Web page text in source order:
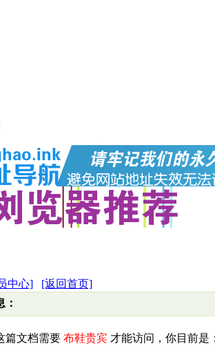
中心]
[返回首页]
篇文档需要 布鞋贵宾 才能访问，你目前是